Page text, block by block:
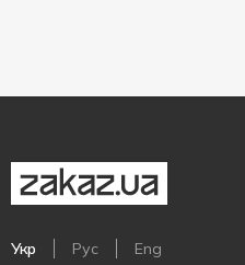
Укр Рус Eng